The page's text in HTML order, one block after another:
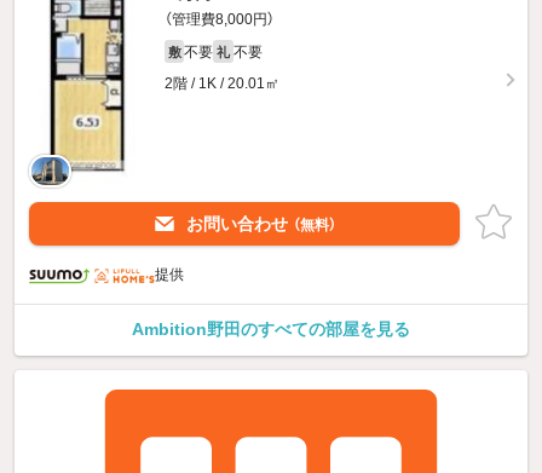
（管理費8,000円）
敷 不要 礼 不要
2階 / 1K / 20.01㎡
お問い合わせ （無料）
提供
Ambition野田のすべての部屋を見る